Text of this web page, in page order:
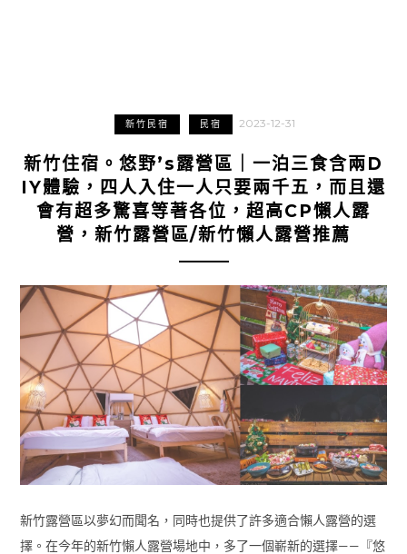
新竹民宿 民宿 2023-12-31
新竹住宿。悠野’s露營區｜一泊三食含兩D
IY體驗，四人入住一人只要兩千五，而且還
會有超多驚喜等著各位，超高CP懶人露
營，新竹露營區/新竹懶人露營推薦
新竹露營區以夢幻而聞名，同時也提供了許多適合懶人露營的選
擇。在今年的新竹懶人露營場地中，多了一個嶄新的選擇——『悠